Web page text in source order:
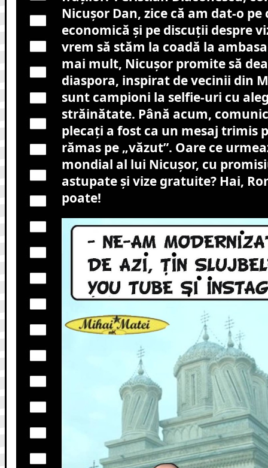
Nicușor Dan, zice că am dat-o pe
economică și pe discuții despre
vrem să stăm la coadă la
mai mult, Nicușor promite să
diaspora, inspirat de vecinii din
sunt campioni la selfie-uri cu
străinătate. Până acum,
plecați a fost ca un mesaj trimis
rămas pe „văzut”. Oare ce
mondial al lui Nicușor, cu
astupate și vize gratuite? Hai,
poate!